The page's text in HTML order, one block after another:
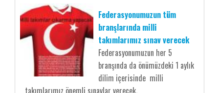
Federasyonumuzun tüm
branşlarında milli
takımlarımız sınav verecek
Federasyonumuzun her 5
branşında da önümüzdeki 1 aylık
dilim içerisinde milli
takımlarımız önemli sınavlar verecek.